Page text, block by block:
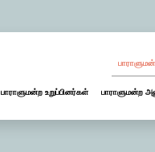
பாராளுமன்ற உறுப்பினர்கள் பாராளுமன்ற